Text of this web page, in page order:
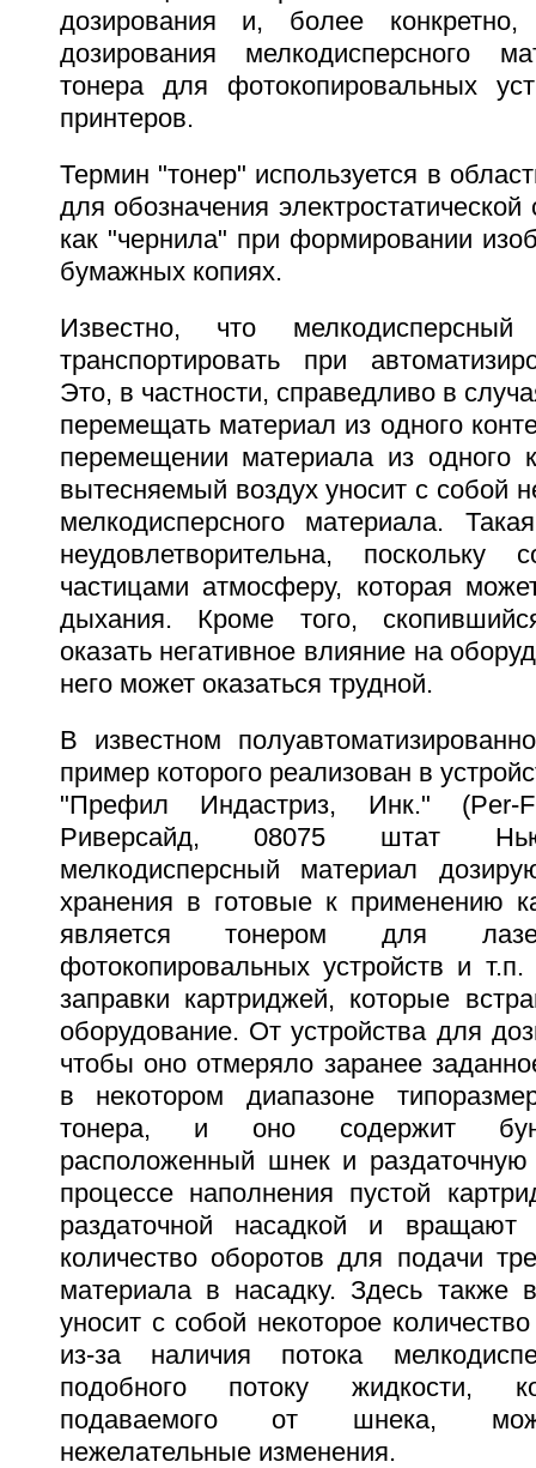
дозирования и, более
дозирования мелкодисперсного
тонера для фотокопировальных
принтеров.
Термин "тонер" используется в
для обозначения
как "чернила" при формировании
бумажных копиях.
Известно, что
транспортировать при
Это, в частности, справедливо в
перемещать материал из одного
перемещении материала из одного
вытесняемый воздух уносит с собой
мелкодисперсного материала.
неудовлетворительна, поскольку
частицами атмосферу, которая
дыхания. Кроме того,
оказать негативное влияние на
него может оказаться трудной.
В известном
пример которого реализован в
"Префил Индастриз, Инк." (Per-
Риверсайд, 08075 штат
мелкодисперсный материал
хранения в готовые к применению
является тонером для
фотокопировальных устройств и
заправки картриджей, которые
оборудование. От устройства для
чтобы оно отмеряло заранее
в некотором диапазоне
тонера, и оно содержит
расположенный шнек и
процессе наполнения пустой
раздаточной насадкой и
количество оборотов для подачи
материала в насадку. Здесь также
уносит с собой некоторое
из-за наличия потока
подобного потоку жидкости,
подаваемого от шнека,
нежелательные изменения.